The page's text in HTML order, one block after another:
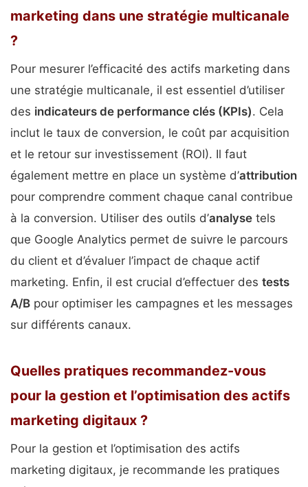
marketing dans une stratégie multicanale
?
Pour mesurer l’efficacité des actifs marketing dans
une stratégie multicanale, il est essentiel d’utiliser
des indicateurs de performance clés (KPIs). Cela
inclut le taux de conversion, le coût par acquisition
et le retour sur investissement (ROI). Il faut
également mettre en place un système d’attribution
pour comprendre comment chaque canal contribue
à la conversion. Utiliser des outils d’analyse tels
que Google Analytics permet de suivre le parcours
du client et d’évaluer l’impact de chaque actif
marketing. Enfin, il est crucial d’effectuer des tests
A/B pour optimiser les campagnes et les messages
sur différents canaux.
Quelles pratiques recommandez-vous
pour la gestion et l’optimisation des actifs
marketing digitaux ?
Pour la gestion et l’optimisation des actifs
marketing digitaux, je recommande les pratiques